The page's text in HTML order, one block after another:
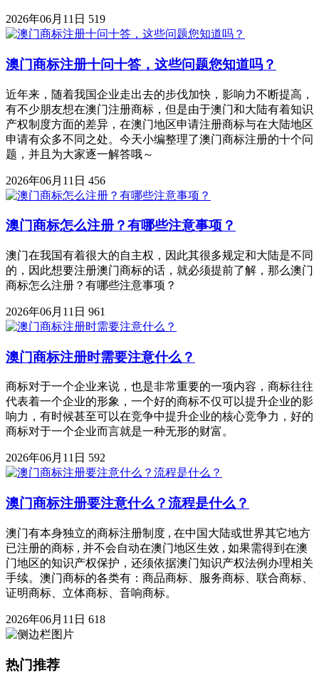
2026年06月11日 519
澳门商标注册十问十答，这些问题您知道吗？
近年来，随着我国企业走出去的步伐加快，影响力不断提高，
有不少朋友想在澳门注册商标，但是由于澳门和大陆有着知识
产权制度方面的差异，在澳门地区申请注册商标与在大陆地区
申请有众多不同之处。今天小编整理了澳门商标注册的十个问
题，并且为大家逐一解答哦～
2026年06月11日 456
澳门商标怎么注册？有哪些注意事项？
澳门在我国有着很大的自主权，因此其很多规定和大陆是不同
的，因此想要注册澳门商标的话，就必须提前了解，那么澳门
商标怎么注册？有哪些注意事项？
2026年06月11日 961
澳门商标注册时需要注意什么？
商标对于一个企业来说，也是非常重要的一项内容，商标往往
代表着一个企业的形象，一个好的商标不仅可以提升企业的影
响力，有时候甚至可以在竞争中提升企业的核心竞争力，好的
商标对于一个企业而言就是一种无形的财富。
2026年06月11日 592
澳门商标注册要注意什么？流程是什么？
澳门有本身独立的商标注册制度 , 在中国大陆或世界其它地方
已注册的商标 , 并不会自动在澳门地区生效 , 如果需得到在澳
门地区的知识产权保护，还须依据澳门知识产权法例办理相关
手续。澳门商标的各类有：商品商标、服务商标、联合商标、
证明商标、立体商标、音响商标。
2026年06月11日 618
热门推荐